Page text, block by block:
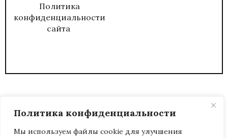
Политика конфиденциальности
Мы используем файлы cookie для улучшения
Политика
конфиденциальности
сайта